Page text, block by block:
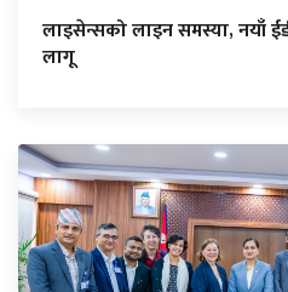
लाइसेन्सको लाइन समस्या, नयाँ
लागू